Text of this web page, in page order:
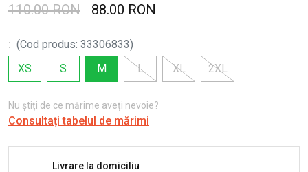
110.00 RON 88.00 RON
: (Cod produs: 33306833)
XS
S M L XL 2XL
Nu știți de ce mărime aveți nevoie?
Consultați tabelul de mărimi
Livrare la domiciliu